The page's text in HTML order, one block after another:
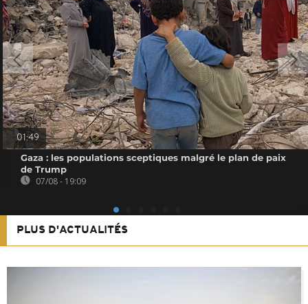
01:49
Gaza : les populations sceptiques malgré le plan de paix
de Trump
07/08 - 19:09
PLUS D'ACTUALITÉS